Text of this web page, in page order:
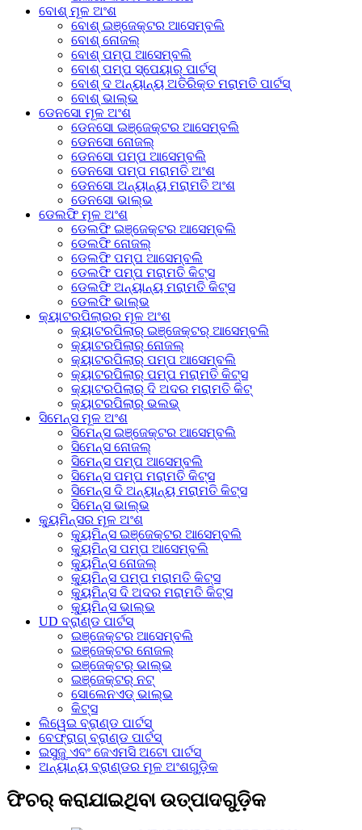
ବୋଶ୍ ମୂଳ ଅଂଶ
ବୋଶ୍ ଇଞ୍ଜେକ୍ଟର ଆସେମ୍ବଲି
ବୋଶ୍ ନୋଜଲ୍
ବୋଶ୍ ପମ୍ପ ଆସେମ୍ବଲି
ବୋଶ୍ ପମ୍ପ ସ୍ପେୟାର୍ ପାର୍ଟସ୍
ବୋଶ୍ ଦ ଅନ୍ୟାନ୍ୟ ଅତିରିକ୍ତ ମରାମତି ପାର୍ଟସ୍
ବୋଶ୍ ଭାଲ୍ଭ
ଡେନସୋ ମୂଳ ଅଂଶ
ଡେନସୋ ଇଞ୍ଜେକ୍ଟର ଆସେମ୍ବଲି
ଡେନସୋ ନୋଜଲ୍
ଡେନସୋ ପମ୍ପ ଆସେମ୍ବଲି
ଡେନସୋ ପମ୍ପ ମରାମତି ଅଂଶ
ଡେନସୋ ଅନ୍ୟାନ୍ୟ ମରାମତି ଅଂଶ
ଡେନସୋ ଭାଲ୍ଭ
ଡେଲଫି ମୂଳ ଅଂଶ
ଡେଲଫି ଇଞ୍ଜେକ୍ଟର ଆସେମ୍ବଲି
ଡେଲଫି ନୋଜଲ୍
ଡେଲଫି ପମ୍ପ ଆସେମ୍ବଲି
ଡେଲଫି ପମ୍ପ ମରାମତି କିଟ୍ସ
ଡେଲଫି ଅନ୍ୟାନ୍ୟ ମରାମତି କିଟ୍ସ
ଡେଲଫି ଭାଲ୍ଭ
କ୍ୟାଟରପିଲାରର ମୂଳ ଅଂଶ
କ୍ୟାଟରପିଲାର୍ ଇଞ୍ଜେକ୍ଟର୍ ଆସେମ୍ବଲି
କ୍ୟାଟରପିଲାର୍ ନୋଜଲ୍
କ୍ୟାଟରପିଲାର୍ ପମ୍ପ ଆସେମ୍ବଲି
କ୍ୟାଟରପିଲାର୍ ପମ୍ପ ମରାମତି କିଟ୍ସ
କ୍ୟାଟରପିଲାର୍ ଦି ଅଦର ମରାମତି କିଟ୍
କ୍ୟାଟରପିଲାର୍ ଭଲଭ୍
ସିମେନ୍ସ ମୂଳ ଅଂଶ
ସିମେନ୍ସ ଇଞ୍ଜେକ୍ଟର ଆସେମ୍ବଲି
ସିମେନ୍ସ ନୋଜଲ୍
ସିମେନ୍ସ ପମ୍ପ ଆସେମ୍ବଲି
ସିମେନ୍ସ ପମ୍ପ ମରାମତି କିଟ୍ସ
ସିମେନ୍ସ ଦି ଅନ୍ୟାନ୍ୟ ମରାମତି କିଟ୍ସ
ସିମେନ୍ସ ଭାଲ୍ଭ
କ୍ୟୁମିନ୍ସର ମୂଳ ଅଂଶ
କ୍ୟୁମିନ୍ସ ଇଞ୍ଜେକ୍ଟର ଆସେମ୍ବଲି
କ୍ୟୁମିନ୍ସ ପମ୍ପ ଆସେମ୍ବଲି
କ୍ୟୁମିନ୍ସ ନୋଜଲ୍
କ୍ୟୁମିନ୍ସ ପମ୍ପ ମରାମତି କିଟ୍ସ
କ୍ୟୁମିନ୍ସ ଦି ଅଦର ମରାମତି କିଟ୍ସ
କ୍ୟୁମିନ୍ସ ଭାଲ୍ଭ
UD ବ୍ରାଣ୍ଡ ପାର୍ଟସ୍
ଇଞ୍ଜେକ୍ଟର ଆସେମ୍ବଲି
ଇଞ୍ଜେକ୍ଟର ନୋଜଲ୍
ଇଞ୍ଜେକ୍ଟର୍ ଭାଲ୍ଭ
ଇଞ୍ଜେକ୍ଟର୍ ନଟ୍
ସୋଲେନଏଡ୍ ଭାଲ୍ଭ
କିଟ୍ସ
ଲିୱେଇ ବ୍ରାଣ୍ଡ ପାର୍ଟସ୍
ବେଫ୍ରାଗ୍ ବ୍ରାଣ୍ଡ ପାର୍ଟସ୍
ଇସୁଜୁ ଏବଂ ଜେଏମସି ଅଟୋ ପାର୍ଟସ୍
ଅନ୍ୟାନ୍ୟ ବ୍ରାଣ୍ଡର ମୂଳ ଅଂଶଗୁଡ଼ିକ
ଫିଚର୍ କରାଯାଇଥିବା ଉତ୍ପାଦଗୁଡ଼ିକ